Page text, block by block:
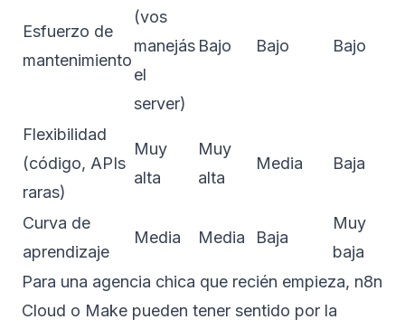
Esfuerzo de
mantenimiento
(vos
manejás
el
server)
Bajo Bajo Bajo
Flexibilidad
(código, APIs
raras)
Muy
alta
Muy
alta
Media Baja
Curva de
aprendizaje
Media Media Baja
Muy
baja
Para una agencia chica que recién empieza, n8n
Cloud o Make pueden tener sentido por la